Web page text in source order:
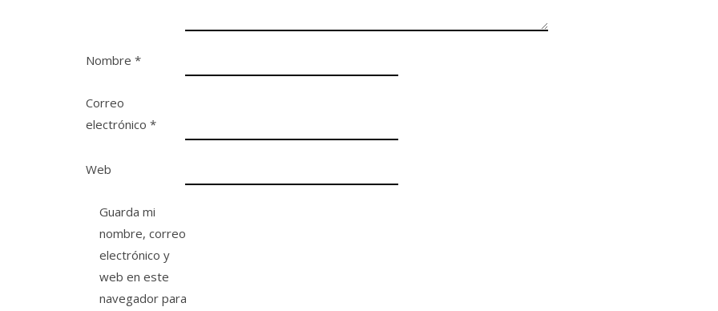
Nombre *
Correo
electrónico *
Web
Guarda mi
nombre, correo
electrónico y
web en este
navegador para